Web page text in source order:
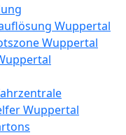
Wuppertal
Wuppertal
Wuppertal